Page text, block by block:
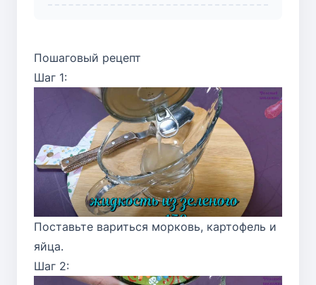
Пошаговый рецепт
Шаг 1:
Поставьте вариться морковь, картофель и
яйца.
Шаг 2: